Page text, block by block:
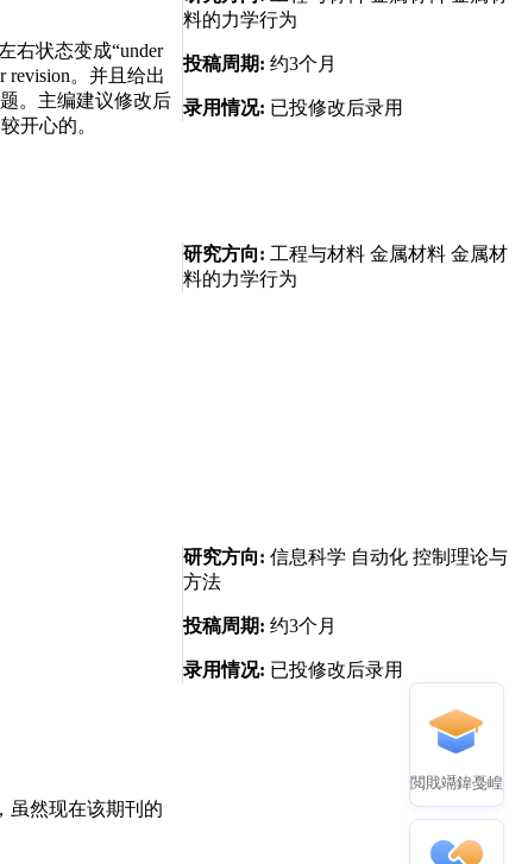
右状态变成“under
revision。并且给出
。主编建议修改后
开心的。
料的力学行为
投稿周期: 约3个月
录用情况: 已投修改后录用
研究方向: 工程与材料 金属材料 金属材
料的力学行为
虽然现在该期刊的
研究方向: 信息科学 自动化 控制理论与
方法
投稿周期: 约3个月
录用情况: 已投修改后录用
閲戝竵鍏戞崲